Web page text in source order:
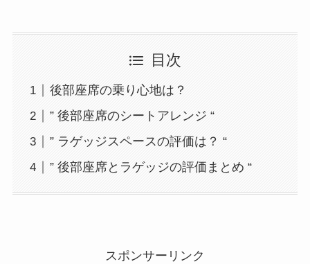
目次
後部座席の乗り心地は？
” 後部座席のシートアレンジ “
” ラゲッジスペースの評価は？ “
” 後部座席とラゲッジの評価まとめ “
スポンサーリンク